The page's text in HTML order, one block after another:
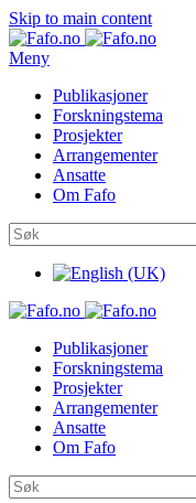
Skip to main content
Meny
Publikasjoner
Forskningstema
Prosjekter
Arrangementer
Ansatte
Om Fafo
Publikasjoner
Forskningstema
Prosjekter
Arrangementer
Ansatte
Om Fafo